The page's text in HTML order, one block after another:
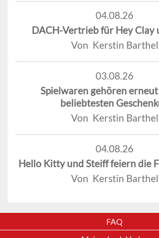
04.08.26
DACH-Vertrieb für Hey Clay
Von Kerstin Barthel
03.08.26
Spielwaren gehören
beliebtesten
Von Kerstin Barthel
04.08.26
Hello Kitty und Steiff feiern die
Von Kerstin Barthel
FAQ